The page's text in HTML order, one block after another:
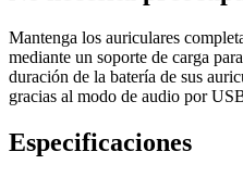
Mantenga los auriculares
mediante un soporte de carga
duración de la batería de sus
gracias al modo de audio por
Especificaciones